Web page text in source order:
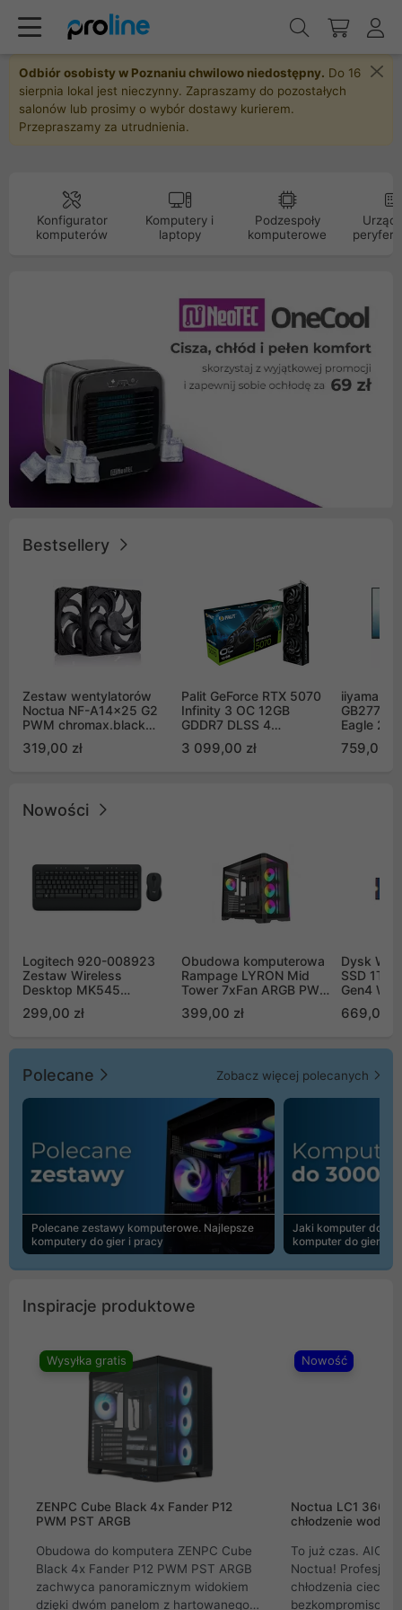
Odbiór osobisty w Poznaniu chwilowo niedostępny. Do 16
sierpnia lokal jest nieczynny. Zapraszamy do pozostałych
salonów lub prosimy o wybór dostawy kurierem.
Przepraszamy za utrudnienia.
Konfigurator
komputerów
Komputery i
laptopy
Podzespoły
komputerowe
Bestsellery
Zestaw wentylatorów
Noctua NF-A14x25 G2
PWM chromax.black
Push Pull (2szt)
319,00 zł
Palit GeForce RTX 5070
Infinity 3 OC 12GB
GDDR7 DLSS 4
GB2050S)
3 099,00 zł
iiyama G-
Eagle 27"
759,00 zł
Nowości
Logitech 920-008923
Zestaw Wireless
Desktop MK545
299,00 zł
Obudowa komputerowa
Rampage LYRON Mid
Tower 7xFan ARGB PWM
399,00 zł
Dysk WD
SSD 1TB
Gen4
669,00
Polecane Zobacz więcej polecanych
Polecane zestawy komputerowe. Najlepsze
komputery do gier i pracy
Jaki komputer do
komputer do gier |
Inspiracje produktowe
Wysyłka gratis
ZENPC Cube Black 4x Fander P12
PWM PST ARGB
Obudowa do komputera ZENPC Cube
Black 4x Fander P12 PWM PST ARGB
zachwyca panoramicznym widokiem
dzięki dwóm panelom z hartowanego
Nowość
Noctua LC1
chłodzenie wodne
To już czas. AIO
Noctua!
chłodzenia cieczą